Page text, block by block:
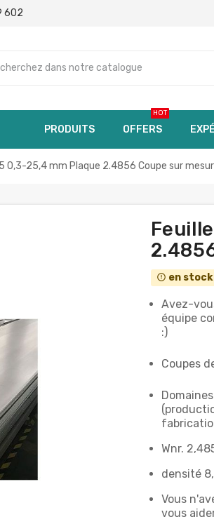
602
PRODUITS OFFERS
HOT
0,3-25,4 mm Plaque 2.4856 Coupe sur
error_outline en stock
Avez-
équipe
:)
Coupes
Wnr.
densité
Vous
vous